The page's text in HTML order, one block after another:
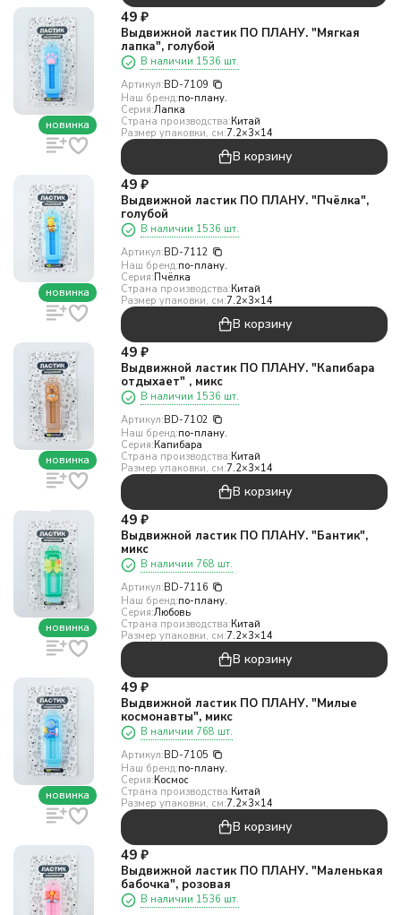
новинка
49 ₽
Выдвижной ластик ПО ПЛАНУ. "Мягкая
лапка", голубой
В наличии 1536 шт.
Артикул:BD-7109
Наш бренд:по-плану.
Серия:Лапка
Страна производства:Китай
Размер упаковки, см:7.2×3×14
В корзину
новинка
49 ₽
Выдвижной ластик ПО ПЛАНУ. "Пчёлка",
голубой
В наличии 1536 шт.
Артикул:BD-7112
Наш бренд:по-плану.
Серия:Пчёлка
Страна производства:Китай
Размер упаковки, см:7.2×3×14
В корзину
новинка
49 ₽
Выдвижной ластик ПО ПЛАНУ. "Капибара
отдыхает" , микс
В наличии 1536 шт.
Артикул:BD-7102
Наш бренд:по-плану.
Серия:Капибара
Страна производства:Китай
Размер упаковки, см:7.2×3×14
В корзину
новинка
49 ₽
Выдвижной ластик ПО ПЛАНУ. "Бантик",
микс
В наличии 768 шт.
Артикул:BD-7116
Наш бренд:по-плану.
Серия:Любовь
Страна производства:Китай
Размер упаковки, см:7.2×3×14
В корзину
новинка
49 ₽
Выдвижной ластик ПО ПЛАНУ. "Милые
космонавты", микс
В наличии 768 шт.
Артикул:BD-7105
Наш бренд:по-плану.
Серия:Космос
Страна производства:Китай
Размер упаковки, см:7.2×3×14
В корзину
49 ₽
Выдвижной ластик ПО ПЛАНУ. "Маленькая
бабочка", розовая
В наличии 1536 шт.